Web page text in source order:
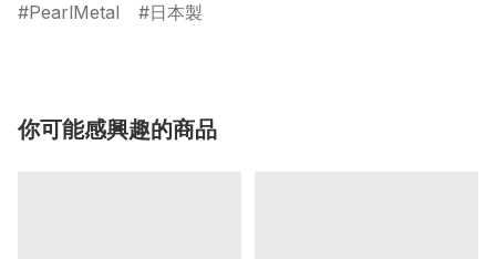
PearlMetal 日本製
你可能感興趣的商品